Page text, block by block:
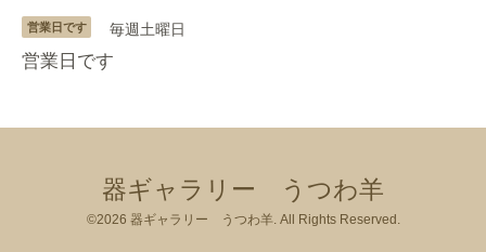
営業日です 毎週土曜日
営業日です
器ギャラリー うつわ羊
©2026 器ギャラリー うつわ羊. All Rights Reserved.